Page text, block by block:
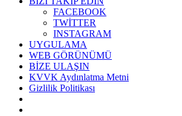
FACEBOOK
TWİTTER
INSTAGRAM
UYGULAMA
WEB GÖRÜNÜMÜ
BİZE ULAŞIN
KVVK Aydınlatma Metni
Gizlilik Politikası